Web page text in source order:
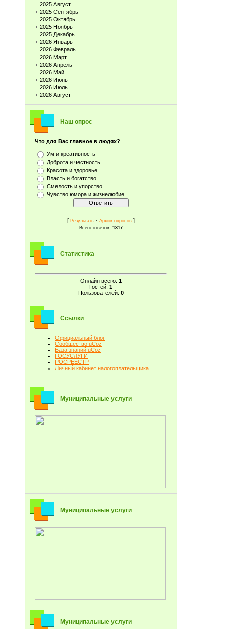
2025 Август
2025 Сентябрь
2025 Октябрь
2025 Ноябрь
2025 Декабрь
2026 Январь
2026 Февраль
2026 Март
2026 Апрель
2026 Май
2026 Июнь
2026 Июль
2026 Август
Наш опрос
Что для Вас главное в людях?
Ум и креативность
Доброта и честность
Красота и здоровье
Власть и богатство
Смелость и упорство
Чувство юмора и жизнелюбие
[ Результаты · Архив опросов ]
Всего ответов: 1317
Статистика
Онлайн всего: 1
Гостей: 1
Пользователей: 0
Ссылки
Официальный блог
Сообщество uCoz
База знаний uCoz
ГОСУСЛУГИ
РОСРЕЕСТР
Личный кабинет налогоплательщика
Муниципальные услуги
Муниципальные услуги
Муниципальные услуги